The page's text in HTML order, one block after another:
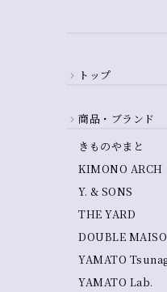
トップ
商品・ブランド
きものやまと
KIMONO ARCH
Y. & SONS
THE YARD
DOUBLE
YAMATO
YAMATO Lab.